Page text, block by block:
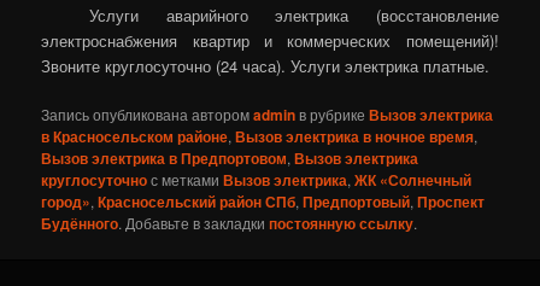
Услуги аварийного электрика (восстановление
электроснабжения квартир и коммерческих помещений)!
Звоните круглосуточно (24 часа). Услуги электрика платные.
Запись опубликована авторомadmin в рубрикеВызов электрика
в Красносельском районе,Вызов электрика в ночное время,
Вызов электрика в Предпортовом,Вызов электрика
круглосуточнос меткамиВызов электрика,ЖК «Солнечный
город»,Красносельский район СПб,Предпортовый,Проспект
Будённого. Добавьте в закладкипостоянную ссылку.